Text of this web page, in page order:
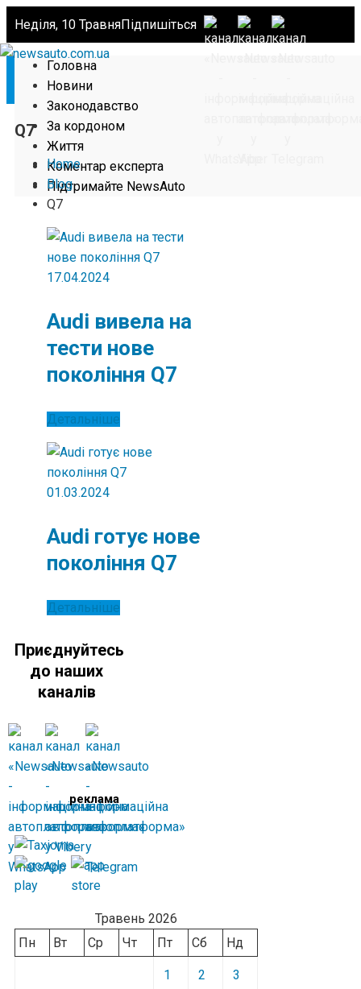
Неділя, 10 ТравняПідпишіться
Головна
Новини
Законодавство
За кордоном
Життя
Коментар експерта
Підтримайте NewsAuto
Q7
Home
Blog
Q7
17.04.2024
Audi вивела на
тести нове
покоління Q7
Детальніше
01.03.2024
Audi готує нове
покоління Q7
Детальніше
Приєднуйтесь
до наших
каналів
реклама
Травень 2026
Пн
Вт Ср Чт Пт Сб Нд
1 2 3